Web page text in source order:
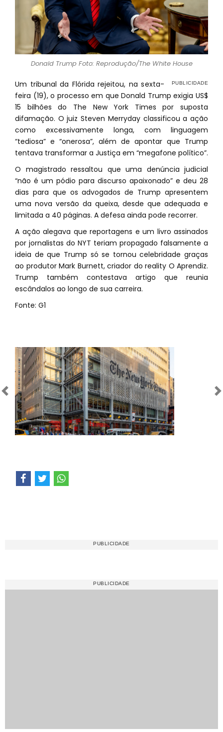
Donald Trump Foto: Reprodução/The White House
Um tribunal da Flórida rejeitou, na sexta-
feira (19), o processo em que Donald Trump exigia US$
15 bilhões do The New York Times por suposta
difamação. O juiz Steven Merryday classificou a ação
como excessivamente longa, com linguagem
“tediosa” e “onerosa”, além de apontar que Trump
tentava transformar a Justiça em “megafone político”.
O magistrado ressaltou que uma denúncia judicial
“não é um pódio para discurso apaixonado” e deu 28
dias para que os advogados de Trump apresentem
uma nova versão da queixa, desde que adequada e
limitada a 40 páginas. A defesa ainda pode recorrer.
A ação alegava que reportagens e um livro assinados
por jornalistas do NYT teriam propagado falsamente a
ideia de que Trump só se tornou celebridade graças
ao produtor Mark Burnett, criador do reality O Aprendiz.
Trump também contestava artigo que reunia
escândalos ao longo de sua carreira.
Fonte: G1
Anterior Próximo